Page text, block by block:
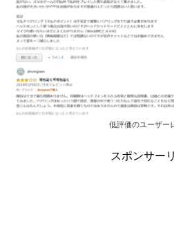
低評価のユーザー
スポンサー